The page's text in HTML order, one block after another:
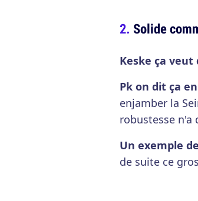
Solide
Keske ça veut
Pk on dit ça
enjamber la
robustesse n'a
Un exemple
de suite ce